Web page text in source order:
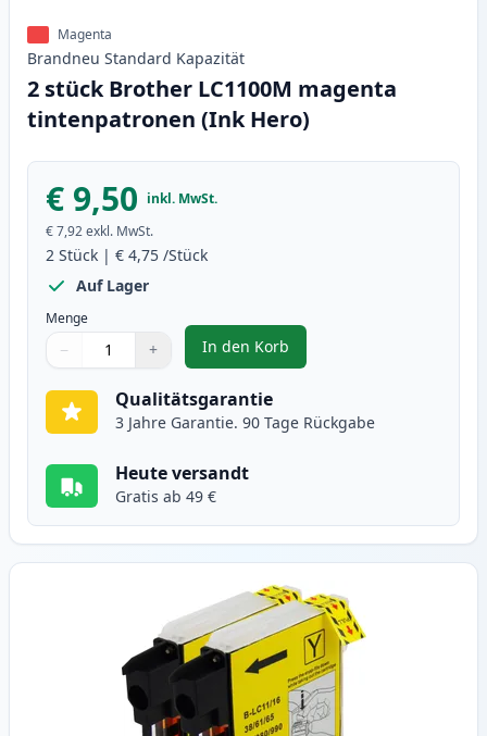
Magenta
Brandneu Standard Kapazität
2 stück Brother LC1100M magenta
tintenpatronen (Ink Hero)
€ 9,50 inkl. MwSt.
€ 7,92exkl. MwSt.
2 Stück | € 4,75 /Stück
Auf Lager
Menge
Verwenden Sie die Tasten, um anzupassen
− +
1
In den Korb
, 2 stück Brother LC1100M
Qualitätsgarantie
3 Jahre Garantie. 90 Tage Rückgabe
Heute versandt
Gratis ab 49 €